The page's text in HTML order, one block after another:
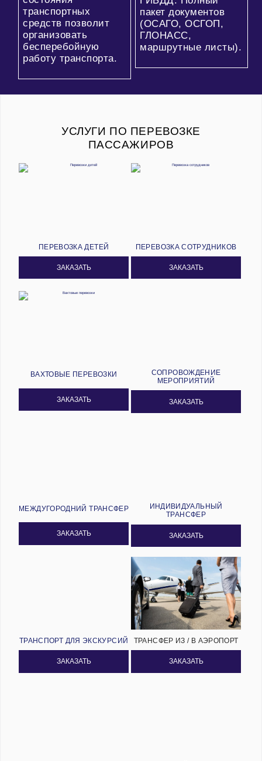
транспортных
средств позволит
организовать
бесперебойную
работу транспорта.
пакет документов
(ОСАГО, ОСГОП,
ГЛОНАСС,
маршрутные листы).
УСЛУГИ ПО ПЕРЕВОЗКЕ
ПАССАЖИРОВ
ПЕРЕВОЗКА ДЕТЕЙ
ЗАКАЗАТЬ
ПЕРЕВОЗКА СОТРУДНИКОВ
ЗАКАЗАТЬ
ВАХТОВЫЕ ПЕРЕВОЗКИ
ЗАКАЗАТЬ
СОПРОВОЖДЕНИЕ
МЕРОПРИЯТИЙ
ЗАКАЗАТЬ
МЕЖДУГОРОДНИЙ ТРАНСФЕР
ЗАКАЗАТЬ
ИНДИВИДУАЛЬНЫЙ
ТРАНСФЕР
ЗАКАЗАТЬ
ТРАНСПОРТ ДЛЯ ЭКСКУРСИЙ
ЗАКАЗАТЬ
ТРАНСФЕР ИЗ / В АЭРОПОРТ
ЗАКАЗАТЬ